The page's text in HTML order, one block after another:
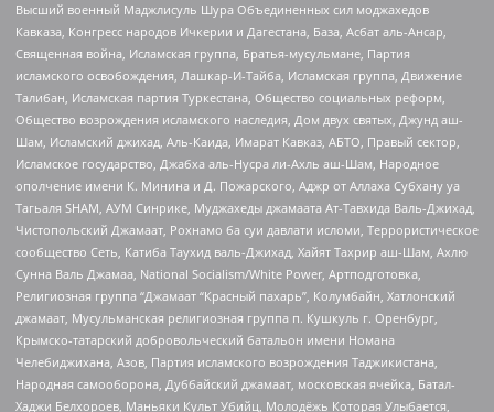
Высший военный Маджлисуль Шура Объединенных сил моджахедов
Кавказа, Конгресс народов Ичкерии и Дагестана, База, Асбат аль-Ансар,
Священная война, Исламская группа, Братья-мусульмане, Партия
исламского освобождения, Лашкар-И-Тайба, Исламская группа, Движение
Талибан, Исламская партия Туркестана, Общество социальных реформ,
Общество возрождения исламского наследия, Дом двух святых, Джунд аш-
Шам, Исламский джихад, Аль-Каида, Имарат Кавказ, АБТО, Правый сектор,
Исламское государство, Джабха аль-Нусра ли-Ахль аш-Шам, Народное
ополчение имени К. Минина и Д. Пожарского, Аджр от Аллаха Субхану уа
Тагьаля SHAM, АУМ Синрике, Муджахеды джамаата Ат-Тавхида Валь-Джихад,
Чистопольский Джамаат, Рохнамо ба суи давлати исломи, Террористическое
сообщество Сеть, Катиба Таухид валь-Джихад, Хайят Тахрир аш-Шам, Ахлю
Сунна Валь Джамаа, National Socialism/White Power, Артподготовка,
Религиозная группа “Джамаат “Красный пахарь”, Колумбайн, Хатлонский
джамаат, Мусульманская религиозная группа п. Кушкуль г. Оренбург,
Крымско-татарский добровольческий батальон имени Номана
Челебиджихана, Азов, Партия исламского возрождения Таджикистана,
Народная самооборона, Дуббайский джамаат, московская ячейка, Батал-
Хаджи Белхороев, Маньяки Культ Убийц, Молодёжь Которая Улыбается,